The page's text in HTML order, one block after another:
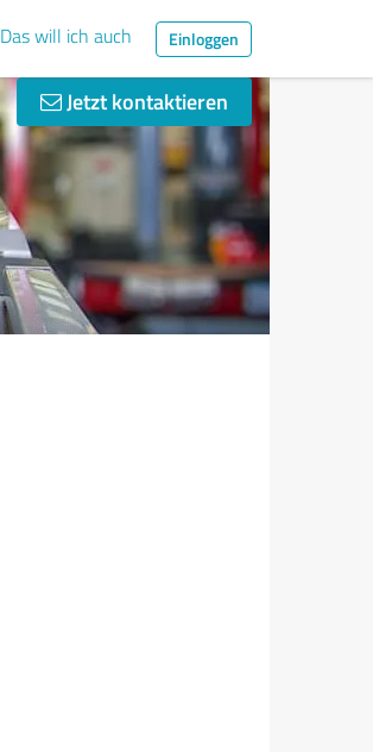
Das will ich auch Einloggen
Jetzt kontaktieren